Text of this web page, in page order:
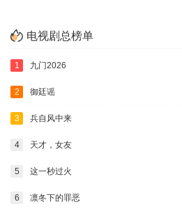
电视剧总榜单
1 九门2026
2 御廷谣
3 兵自风中来
4 天才，女友
5 这一秒过火
6 凛冬下的罪恶